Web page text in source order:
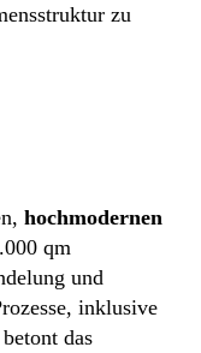
zu
hochmodernen
qm
und
inklusive
das